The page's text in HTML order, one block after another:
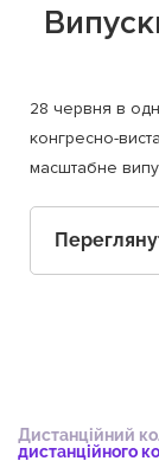
28 червня в
конгресно-
масштабне
Дистанційний
дистанційного